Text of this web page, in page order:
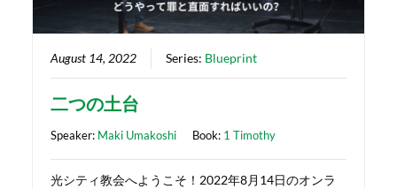
August 14, 2022 Series: Blueprint
二つの土台
Speaker: Maki Umakoshi Book: 1 Timothy
光シティ教会へようこそ！2022年8月14日のオンラ